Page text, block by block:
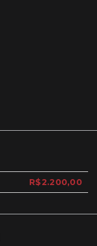
R$2.200,00